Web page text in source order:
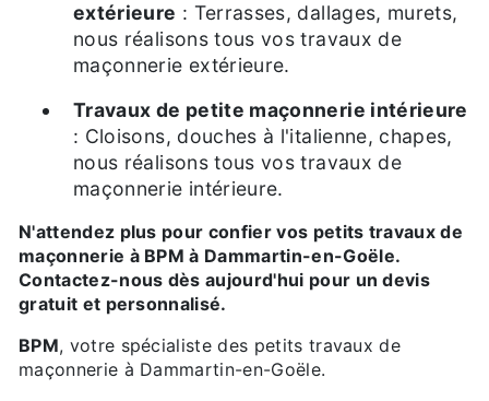
extérieure : Terrasses, dallages, murets,
nous réalisons tous vos travaux de
maçonnerie extérieure.
Travaux de petite maçonnerie intérieure
: Cloisons, douches à l'italienne, chapes,
nous réalisons tous vos travaux de
maçonnerie intérieure.
N'attendez plus pour confier vos petits travaux de
maçonnerie à BPM à Dammartin-en-Goële.
Contactez-nous dès aujourd'hui pour un devis
gratuit et personnalisé.
BPM, votre spécialiste des petits travaux de
maçonnerie à Dammartin-en-Goële.